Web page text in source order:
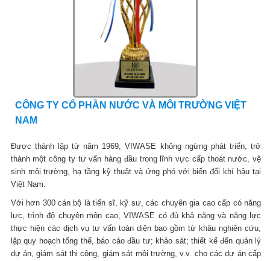
CÔNG TY CỔ PHẦN NƯỚC VÀ MÔI TRƯỜNG VIỆT
NAM
Được thành lập từ năm 1969, VIWASE không ngừng phát triển, trở
thành một công ty tư vấn hàng đầu trong lĩnh vực cấp thoát nước, vệ
sinh môi trường, hạ tầng kỹ thuật và ứng phó với biến đổi khí hậu tại
Việt Nam.
Với hơn 300 cán bộ là tiến sĩ, kỹ sư, các chuyên gia cao cấp có năng
lực, trình độ chuyên môn cao, VIWASE có đủ khả năng và năng lực
thực hiện các dịch vụ tư vấn toàn diện bao gồm từ khâu nghiên cứu,
lập quy hoạch tổng thể, báo cáo đầu tư; khảo sát; thiết kế đến quản lý
dự án, giám sát thi công, giám sát môi trường, v.v. cho các dự án cấp